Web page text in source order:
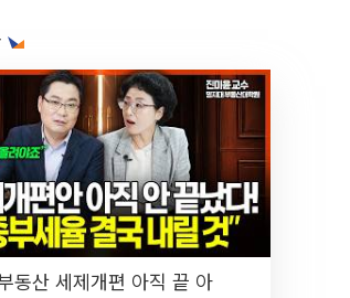
동산 세제개편 아직 끝 아